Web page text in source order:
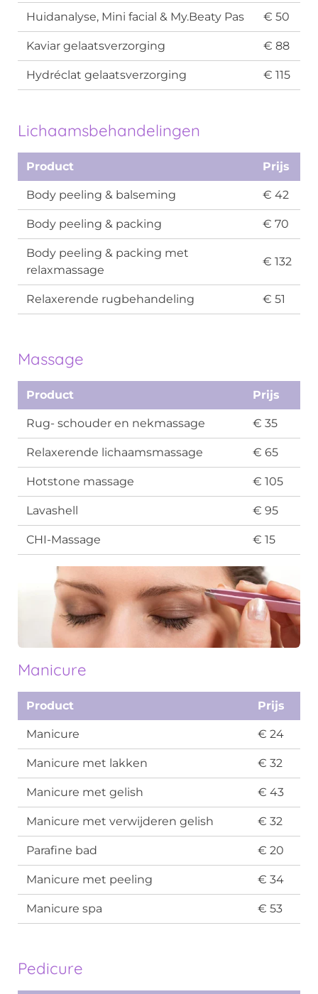
Huidanalyse, Mini facial & My.Beaty Pas € 50
Kaviar gelaatsverzorging € 88
Hydréclat gelaatsverzorging € 115
Lichaamsbehandelingen
Product Prijs
Body peeling & balseming € 42
Body peeling & packing € 70
Body peeling & packing met
relaxmassage
€ 132
Relaxerende rugbehandeling € 51
Massage
Product Prijs
Rug- schouder en nekmassage € 35
Relaxerende lichaamsmassage € 65
Hotstone massage € 105
Lavashell € 95
CHI-Massage € 15
Manicure
Product Prijs
Manicure € 24
Manicure met lakken € 32
Manicure met gelish € 43
Manicure met verwijderen gelish € 32
Parafine bad € 20
Manicure met peeling € 34
Manicure spa € 53
Pedicure